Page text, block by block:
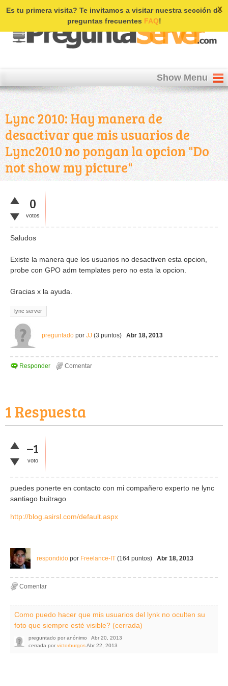
Login | Register
Es tu primera visita? Te invitamos a visitar nuestra sección de
preguntas frecuentes FAQ!
x
Show Menu
Lync 2010: Hay manera de
desactivar que mis usuarios de
Lync2010 no pongan la opcion "Do
not show my picture"
0
votos
Saludos
Existe la manera que los usuarios no desactiven esta opcion,
probe con GPO adm templates pero no esta la opcion.
Gracias x la ayuda.
lync server
preguntado por JJ (3 puntos) Abr 18, 2013
1 Respuesta
–1
voto
puedes ponerte en contacto con mi compañero experto ne lync
santiago buitrago
http://blog.asirsl.com/default.aspx
respondido por Freelance-IT (164 puntos) Abr 18, 2013
Como puedo hacer que mis usuarios del lynk no oculten su
foto que siempre esté visible? (cerrada)
preguntado por anónimo
Abr 20, 2013
cerrada por victorburgosAbr 22, 2013